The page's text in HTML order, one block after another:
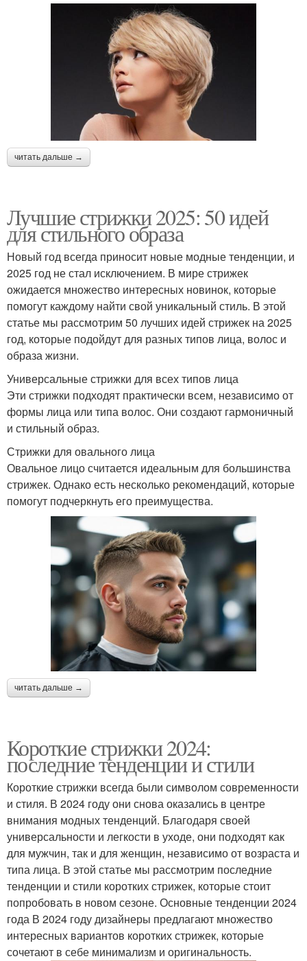
читать дальше →
Лучшие стрижки 2025: 50 идей
для стильного образа
Новый год всегда приносит новые модные тенденции, и
2025 год не стал исключением. В мире стрижек
ожидается множество интересных новинок, которые
помогут каждому найти свой уникальный стиль. В этой
статье мы рассмотрим 50 лучших идей стрижек на 2025
год, которые подойдут для разных типов лица, волос и
образа жизни.
Универсальные стрижки для всех типов лица
Эти стрижки подходят практически всем, независимо от
формы лица или типа волос. Они создают гармоничный
и стильный образ.
Стрижки для овального лица
Овальное лицо считается идеальным для большинства
стрижек. Однако есть несколько рекомендаций, которые
помогут подчеркнуть его преимущества.
читать дальше →
Короткие стрижки 2024:
последние тенденции и стили
Короткие стрижки всегда были символом современности
и стиля. В 2024 году они снова оказались в центре
внимания модных тенденций. Благодаря своей
универсальности и легкости в уходе, они подходят как
для мужчин, так и для женщин, независимо от возраста и
типа лица. В этой статье мы рассмотрим последние
тенденции и стили коротких стрижек, которые стоит
попробовать в новом сезоне. Основные тенденции 2024
года В 2024 году дизайнеры предлагают множество
интересных вариантов коротких стрижек, которые
сочетают в себе минимализм и оригинальность.